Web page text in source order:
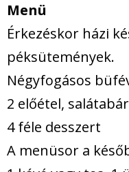
Menü
Érkezéskor házi
péksütemények.
Négyfogásos
2 előétel,
4 féle desszert
A menüsor a